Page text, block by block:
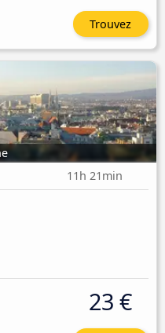
Trouvez
11h 21min
23 €